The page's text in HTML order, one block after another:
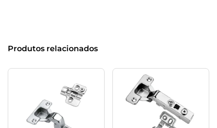
Produtos relacionados